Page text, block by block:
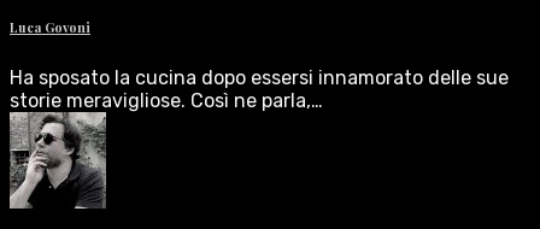
Luca Govoni
Ha sposato la cucina dopo essersi innamorato delle sue
storie meravigliose. Così ne parla,…